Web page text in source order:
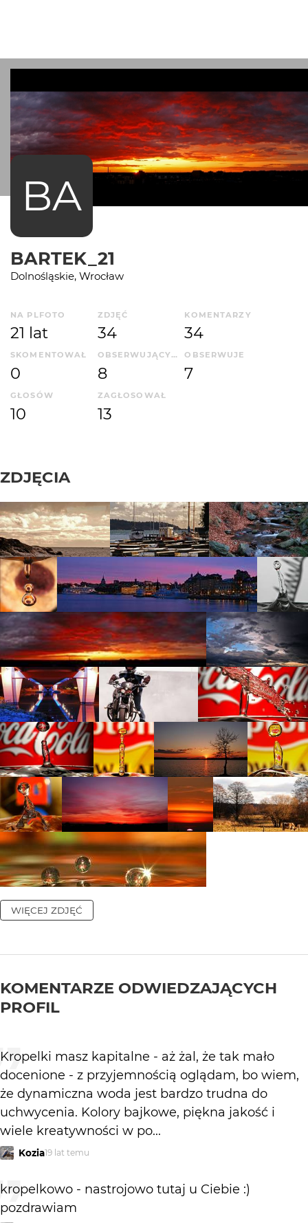
BA
BARTEK_21
Dolnośląskie, Wrocław
NA PLFOTO
21 lat
ZDJĘĆ
34
KOMENTARZY
34
SKOMENTOWAŁ
0
OBSERWUJĄCYCH
8
OBSERWUJE
7
GŁOSÓW
10
ZAGŁOSOWAŁ
13
ZDJĘCIA
WIĘCEJ ZDJĘĆ
KOMENTARZE ODWIEDZAJĄCYCH
PROFIL
Kropelki masz kapitalne - aż żal, że tak mało
docenione - z przyjemnością oglądam, bo wiem,
że dynamiczna woda jest bardzo trudna do
uchwycenia. Kolory bajkowe, piękna jakość i
wiele kreatywności w po...
Kozia19 lat temu
kropelkowo - nastrojowo tutaj u Ciebie :)
pozdrawiam